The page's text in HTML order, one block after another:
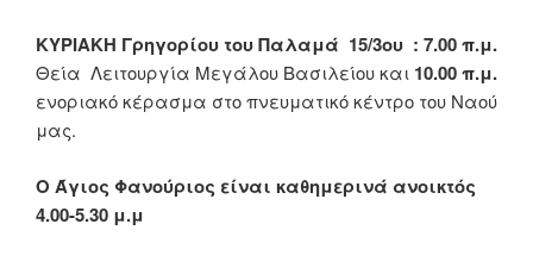
ΚΥΡΙΑΚΗ Γρηγορίου του Παλαμά 15/3ου : 7.00 π.μ.
Θεία Λειτουργία Μεγάλου Βασιλείου και 10.00 π.μ.
ενοριακό κέρασμα στο πνευματικό κέντρο του Ναού
μας.
Ο Άγιος Φανούριος είναι καθημερινά ανοικτός
4.00-5.30 μ.μ